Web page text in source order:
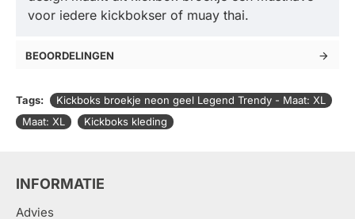
voor iedere kickbokser of muay thai.
BEOORDELINGEN
Tags:
Kickboks broekje neon geel Legend Trendy - Maat: XL
Maat: XL
Kickboks kleding
INFORMATIE
Advies